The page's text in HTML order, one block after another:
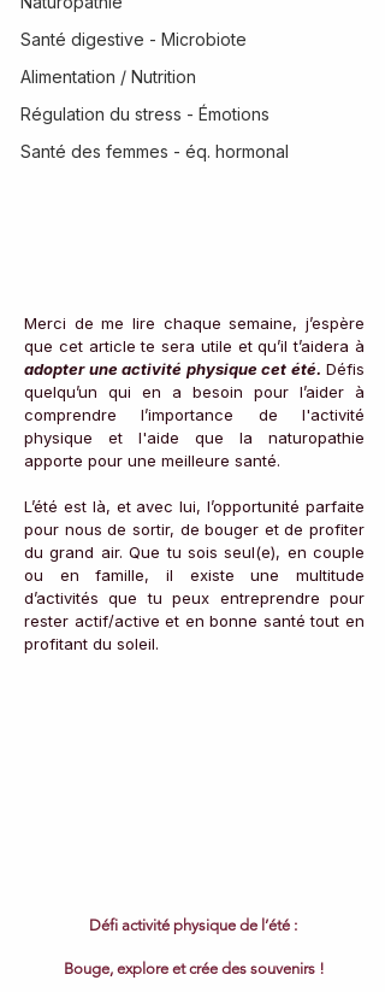
Santé digestive - Microbiote
Alimentation / Nutrition
Régulation du stress - Émotions
Santé des femmes - éq. hormonal
Merci de me lire chaque semaine, j’espère
adopter une activité physique cet été. Défis
quelqu’un qui en a besoin pour l’aider à
comprendre l’importance de l'activité
physique et l'aide que la naturopathie
apporte pour une meilleure santé.
L’été est là, et avec lui, l’opportunité parfaite
pour nous de sortir, de bouger et de profiter
du grand air. Que tu sois seul(e), en couple
ou en famille, il existe une multitude
d’activités que tu peux entreprendre pour
rester actif/active et en bonne santé tout en
profitant du soleil.
Défi activité physique de l’été :
Bouge, explore et crée des souvenirs !